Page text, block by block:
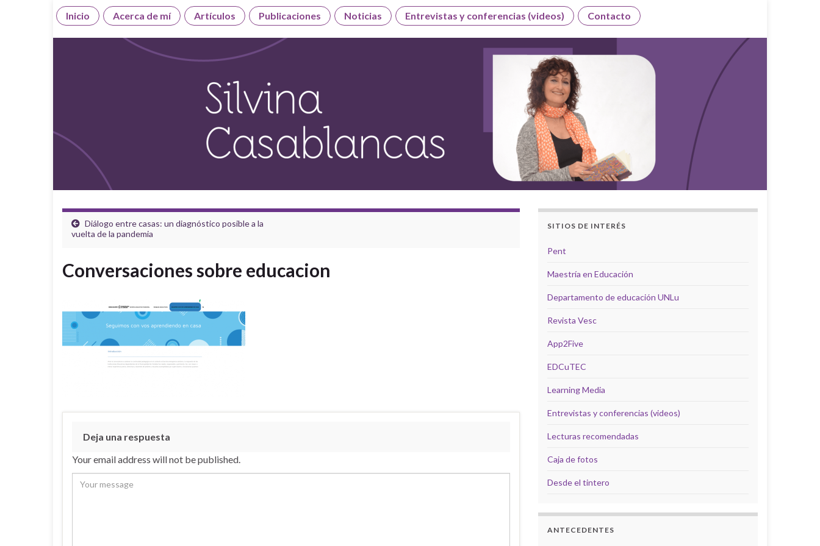
Inicio Acerca de mí Artículos Publicaciones Noticias Entrevistas y conferencias (videos) Contacto
Diálogo entre casas: un diagnóstico posible a la
vuelta de la pandemia
Conversaciones sobre educacion
Deja una respuesta
Your email address will not be published.
SITIOS DE INTERÉS
Pent
Maestría en Educación
Departamento de educación UNLu
Revista Vesc
App2Five
EDCuTEC
Learning Media
Entrevistas y conferencias (videos)
Lecturas recomendadas
Caja de fotos
Desde el tintero
ANTECEDENTES